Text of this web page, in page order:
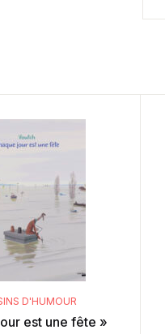
D'HUMOUR
est une fête »